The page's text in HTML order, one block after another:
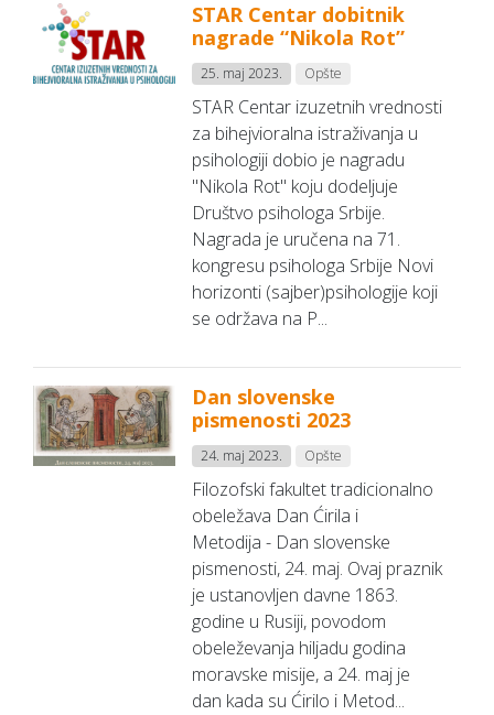
STAR Centar dobitnik
nagrade “Nikola Rot”
25. maj 2023. Opšte
STAR Centar izuzetnih vrednosti
za bihejvioralna istraživanja u
psihologiji dobio je nagradu
"Nikola Rot" koju dodeljuje
Društvo psihologa Srbije.
Nagrada je uručena na 71.
kongresu psihologa Srbije Novi
horizonti (sajber)psihologije koji
se održava na P...
Dan slovenske
pismenosti 2023
24. maj 2023. Opšte
Filozofski fakultet tradicionalno
obeležava Dan Ćirila i
Metodija - Dan slovenske
pismenosti, 24. maj. Ovaj praznik
je ustanovljen davne 1863.
godine u Rusiji, povodom
obeleževanja hiljadu godina
moravske misije, a 24. maj je
dan kada su Ćirilo i Metod...